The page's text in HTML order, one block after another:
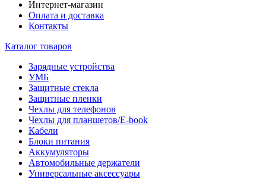
Интернет-магазин
Оплата и доставка
Контакты
Каталог товаров
Зарядные устройства
УМБ
Защитные стекла
Защитные пленки
Чехлы для телефонов
Чехлы для планшетов/E-book
Кабели
Блоки питания
Аккумуляторы
Автомобильные держатели
Универсальные аксессуары